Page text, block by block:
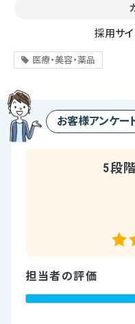
採用サイ
医療・美容・薬品
お客様アンケー
5段
担当者の評価